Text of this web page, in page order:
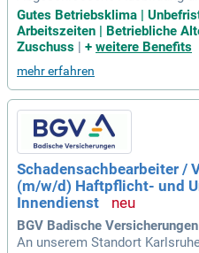
erungen und Finanzen (m/w/d)
(m/w/d); Mehrjährige
n Tätigkeit; Gute Kenntnisse
Gutes Betriebsklima |
Arbeitszeiten | Betriebliche
Zuschuss | + weitere Benefits
mehr erfahren
Schadensachbearbeiter /
(m/w/d) Haftpflicht- und
Innendienst
BGV Badische
An unserem Standort